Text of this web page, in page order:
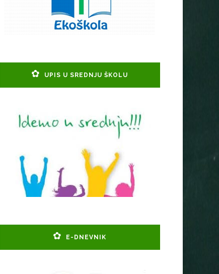
UPIS U SREDNJU ŠKOLU
E-DNEVNIK